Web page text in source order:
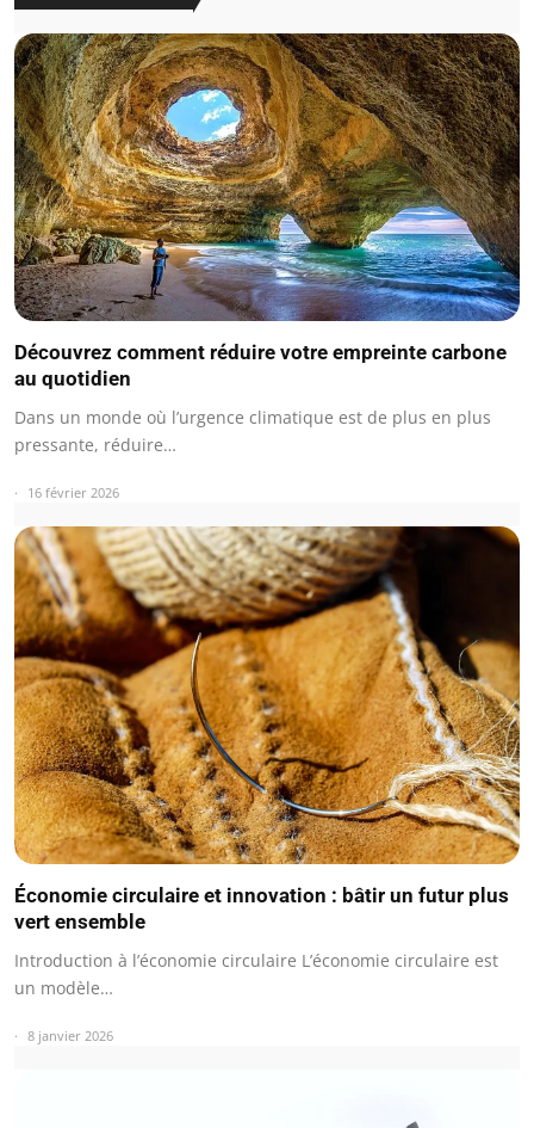
Découvrez comment réduire votre empreinte carbone
au quotidien
Dans un monde où l’urgence climatique est de plus en plus
pressante, réduire…
16 février 2026
Économie circulaire et innovation : bâtir un futur plus
vert ensemble
Introduction à l’économie circulaire L’économie circulaire est
un modèle…
8 janvier 2026